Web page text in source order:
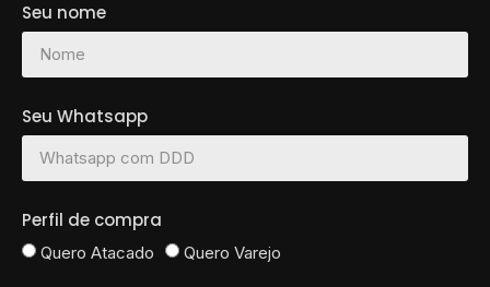
Moda Esportiva
Moda Modesta
Moda Premium
Moda senhoras
Pijamas
Uniformes
Seu nome
Seu Whatsapp
Perfil de compra
Quero Atacado Quero Varejo